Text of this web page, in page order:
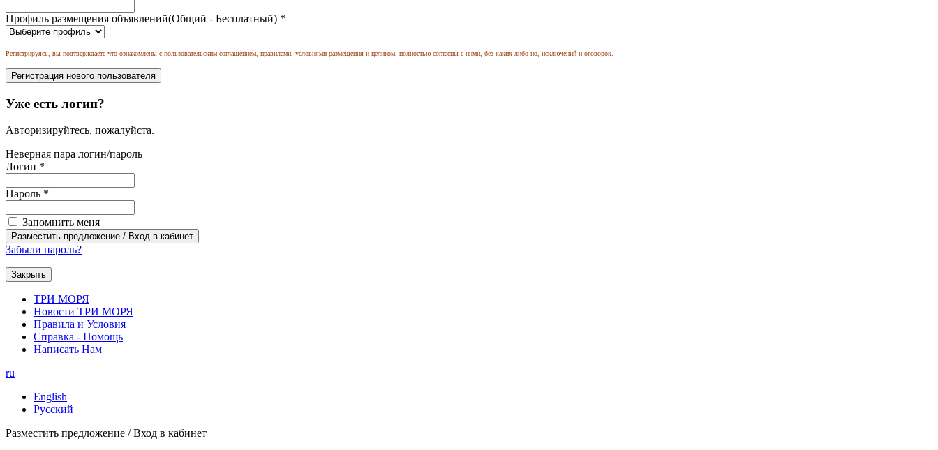
Профиль размещения объявлений(Общий - Бесплатный) *
Регистрируясь, вы подтверждаете что ознакомлены с пользовательским соглашением, правилами, условиями размещения и целиком, полностью согласны с ними, без каких либо но, исключений и оговорок.
Уже есть логин?
Авторизируйтесь, пожалуйста.
Неверная пара логин/пароль
Логин *
Пароль *
Запомнить меня
Забыли пароль?
Закрыть
ТРИ МОРЯ
Новости ТРИ МОРЯ
Правила и Условия
Справка - Помощь
Написать Нам
ru
English
Русский
Разместить предложение / Вход в кабинет